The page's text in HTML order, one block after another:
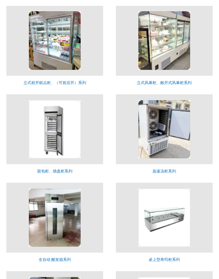
立式前开糕点柜、（可前后开）系列 立式风幕柜、敞开式风幕柜系列
面包柜、插盘柜系列 急速冻柜系列
全自动 醒发箱系列 桌上型寿司柜系列